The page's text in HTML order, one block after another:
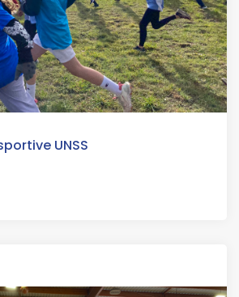
UNSS